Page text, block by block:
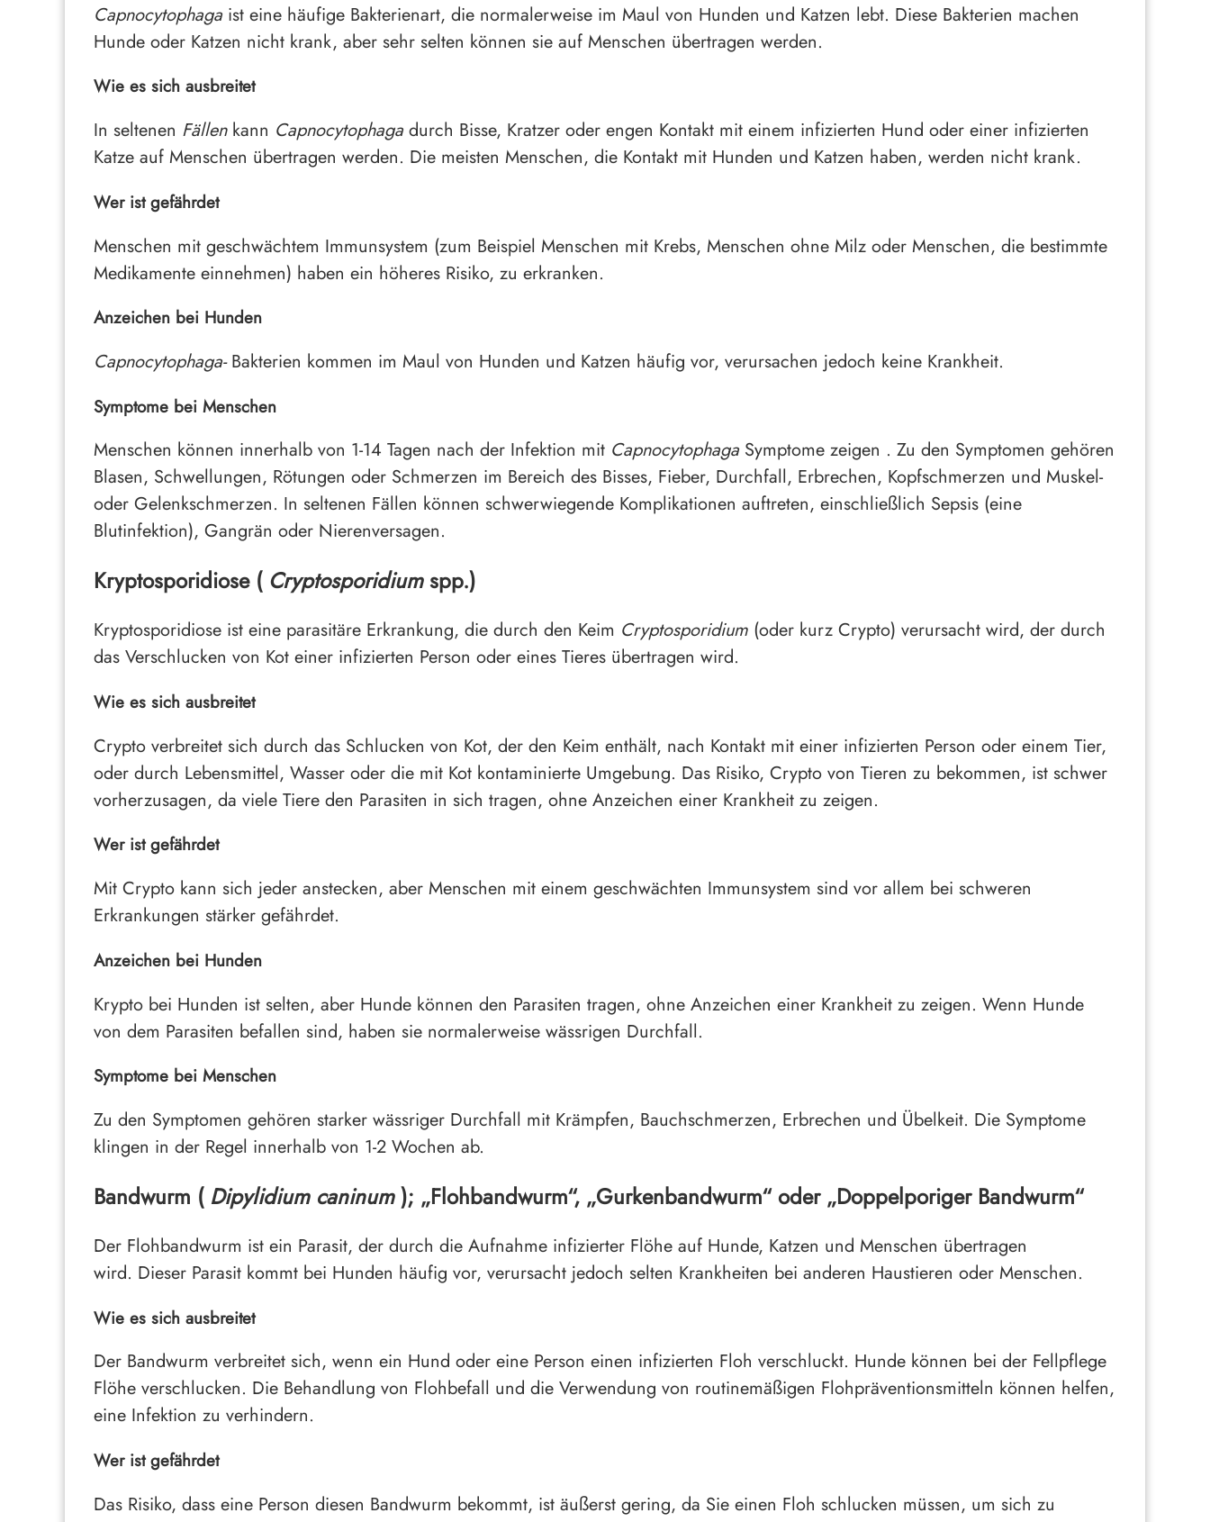
Capnocytophagaist eine häufige Bakterienart, die normalerweise im Maul von Hunden und Katzen lebt. Diese Bakterien machen
Hunde oder Katzen nicht krank, aber sehr selten können sie auf Menschen übertragen werden.
Wie es sich ausbreitet
In seltenen Fällenkann Capnocytophagadurch Bisse, Kratzer oder engen Kontakt mit einem infizierten Hund oder einer infizierten
Katze auf Menschen übertragen werden. Die meisten Menschen, die Kontakt mit Hunden und Katzen haben, werden nicht krank.
Wer ist gefährdet
Menschen mit geschwächtem Immunsystem (zum Beispiel Menschen mit Krebs, Menschen ohne Milz oder Menschen, die bestimmte
Medikamente einnehmen) haben ein höheres Risiko, zu erkranken.
Anzeichen bei Hunden
Capnocytophaga-Bakterien kommen im Maul von Hunden und Katzen häufig vor, verursachen jedoch keine Krankheit.
Symptome bei Menschen
Menschen können innerhalb von 1-14 Tagen nach der Infektion mit CapnocytophagaSymptome zeigen . Zu den Symptomen gehören
Blasen, Schwellungen, Rötungen oder Schmerzen im Bereich des Bisses, Fieber, Durchfall, Erbrechen, Kopfschmerzen und Muskel-
oder Gelenkschmerzen. In seltenen Fällen können schwerwiegende Komplikationen auftreten, einschließlich Sepsis (eine
Blutinfektion), Gangrän oder Nierenversagen.
Kryptosporidiose ( Cryptosporidiumspp.)
Kryptosporidiose ist eine parasitäre Erkrankung, die durch den Keim Cryptosporidium (oder kurz Crypto) verursacht wird, der durch
das Verschlucken von Kot einer infizierten Person oder eines Tieres übertragen wird.
Wie es sich ausbreitet
Crypto verbreitet sich durch das Schlucken von Kot, der den Keim enthält, nach Kontakt mit einer infizierten Person oder einem Tier,
oder durch Lebensmittel, Wasser oder die mit Kot kontaminierte Umgebung. Das Risiko, Crypto von Tieren zu bekommen, ist schwer
vorherzusagen, da viele Tiere den Parasiten in sich tragen, ohne Anzeichen einer Krankheit zu zeigen.
Wer ist gefährdet
Mit Crypto kann sich jeder anstecken, aber Menschen mit einem geschwächten Immunsystem sind vor allem bei schweren
Erkrankungen stärker gefährdet.
Anzeichen bei Hunden
Krypto bei Hunden ist selten, aber Hunde können den Parasiten tragen, ohne Anzeichen einer Krankheit zu zeigen. Wenn Hunde
von dem Parasiten befallen sind, haben sie normalerweise wässrigen Durchfall.
Symptome bei Menschen
Zu den Symptomen gehören starker wässriger Durchfall mit Krämpfen, Bauchschmerzen, Erbrechen und Übelkeit. Die Symptome
klingen in der Regel innerhalb von 1-2 Wochen ab.
Bandwurm ( Dipylidium caninum); „Flohbandwurm“, „Gurkenbandwurm“ oder „Doppelporiger Bandwurm“
Der Flohbandwurm ist ein Parasit, der durch die Aufnahme infizierter Flöhe auf Hunde, Katzen und Menschen übertragen
wird. Dieser Parasit kommt bei Hunden häufig vor, verursacht jedoch selten Krankheiten bei anderen Haustieren oder Menschen.
Wie es sich ausbreitet
Der Bandwurm verbreitet sich, wenn ein Hund oder eine Person einen infizierten Floh verschluckt. Hunde können bei der Fellpflege
Flöhe verschlucken. Die Behandlung von Flohbefall und die Verwendung von routinemäßigen Flohpräventionsmitteln können helfen,
eine Infektion zu verhindern.
Wer ist gefährdet
Das Risiko, dass eine Person diesen Bandwurm bekommt, ist äußerst gering, da Sie einen Floh schlucken müssen, um sich zu